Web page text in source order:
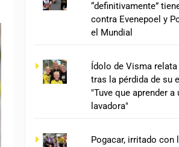
“definitivamente”
contra Evenepoel y
el Mundial
Ídolo de Visma
tras la pérdida de su
"Tuve que aprender a
lavadora"
Pogacar, irritado con